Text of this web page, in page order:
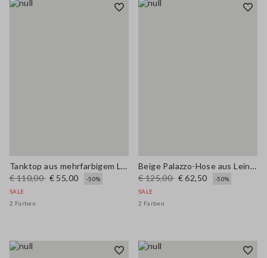
Tanktop aus mehrfarbigem Leinenmix mit Netzstruktur in regulärer Passform
€ 110,00 € 55,00
-50%
SALE
2 Farben
Beige Palazzo-Hose aus Leinen-Viscose-Mix mit Regular Fit
€ 125,00 € 62,50
-50%
SALE
2 Farben